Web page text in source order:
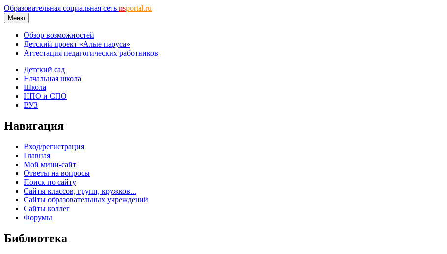
Образовательная социальная сеть nsportal.ru
Меню
Обзор возможностей
Детский проект «Алые паруса»
Аттестация педагогических работников
Детский сад
Начальная школа
Школа
НПО и СПО
ВУЗ
Навигация
Вход/регистрация
Главная
Мой мини-сайт
Ответы на вопросы
Поиск по сайту
Сайты классов, групп, кружков...
Сайты образовательных учреждений
Сайты коллег
Форумы
Библиотека